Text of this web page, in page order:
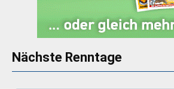
Nächste Renntage